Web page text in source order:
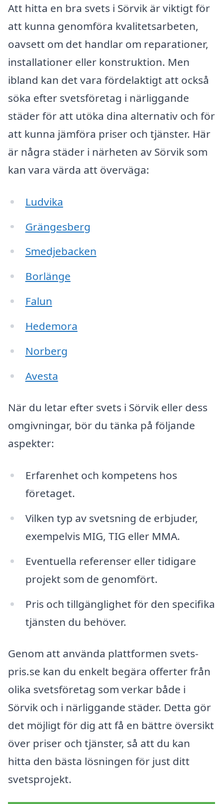
Att hitta en bra svets i Sörvik är viktigt för
att kunna genomföra kvalitetsarbeten,
oavsett om det handlar om reparationer,
installationer eller konstruktion. Men
ibland kan det vara fördelaktigt att också
söka efter svetsföretag i närliggande
städer för att utöka dina alternativ och för
att kunna jämföra priser och tjänster. Här
är några städer i närheten av Sörvik som
kan vara värda att överväga:
Ludvika
Grängesberg
Smedjebacken
Borlänge
Falun
Hedemora
Norberg
Avesta
När du letar efter svets i Sörvik eller dess
omgivningar, bör du tänka på följande
aspekter:
Erfarenhet och kompetens hos
företaget.
Vilken typ av svetsning de erbjuder,
exempelvis MIG, TIG eller MMA.
Eventuella referenser eller tidigare
projekt som de genomfört.
Pris och tillgänglighet för den specifika
tjänsten du behöver.
Genom att använda plattformen svets-
pris.se kan du enkelt begära offerter från
olika svetsföretag som verkar både i
Sörvik och i närliggande städer. Detta gör
det möjligt för dig att få en bättre översikt
över priser och tjänster, så att du kan
hitta den bästa lösningen för just ditt
svetsprojekt.